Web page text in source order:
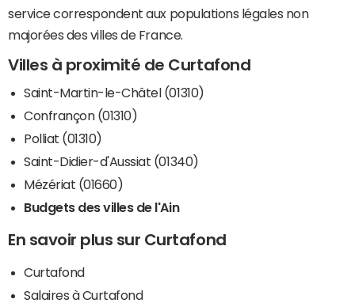
service correspondent aux populations légales non
majorées des villes de France.
Villes à proximité de Curtafond
Saint-Martin-le-Châtel (01310)
Confrançon (01310)
Polliat (01310)
Saint-Didier-d'Aussiat (01340)
Mézériat (01660)
Budgets des villes de l'Ain
En savoir plus sur Curtafond
Curtafond
Salaires à Curtafond